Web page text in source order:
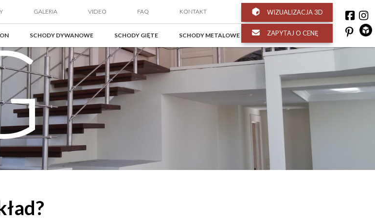
GALERIA VIDEO FAQ KONTAKT
SCHODY DYWANOWE SCHODY GIĘTE SCHODY METALOWE
WIZUALIZACJA 3D
ZAPYTAJ O CENĘ